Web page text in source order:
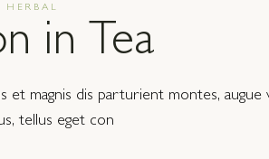
HERBAL
in Tea
et magnis dis parturient montes,
tellus eget con